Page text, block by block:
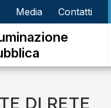
Media Contatti
DI RETE